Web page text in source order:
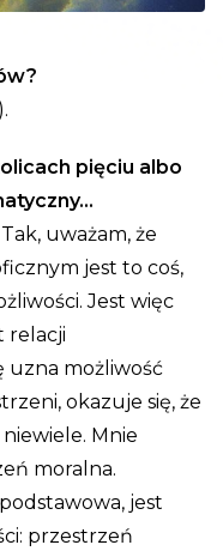
).
pięciu albo
uważam, że
jest to coś,
Jest więc
relacji
uzna możliwość
okazuje się, że
Mnie
moralna.
jest
przestrzeń